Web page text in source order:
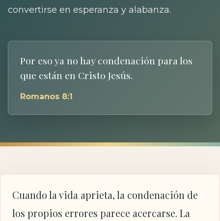
convertirse en esperanza y alabanza.
Por eso ya no hay condenación para los
que están en Cristo Jesús.
Romanos 8:1
Cuando la vida aprieta, la condenación de
los propios errores parece acercarse. La